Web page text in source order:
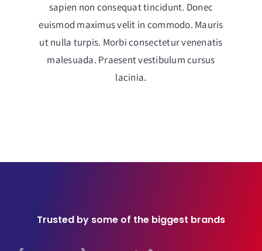
sapien non consequat tincidunt. Donec
euismod maximus velit in commodo. Mauris
ut nulla turpis. Morbi consectetur venenatis
malesuada. Praesent vestibulum cursus
lacinia.
Trusted by some of the biggest brands